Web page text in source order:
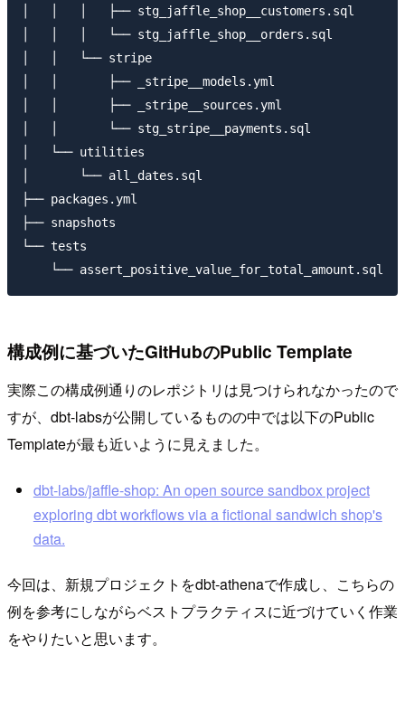
│   │   │   ├── stg_jaffle_shop__customers.sql
│   │   │   └── stg_jaffle_shop__orders.sql
│   │   └── stripe
│   │       ├── _stripe__models.yml
│   │       ├── _stripe__sources.yml
│   │       └── stg_stripe__payments.sql
│   └── utilities
│       └── all_dates.sql
├── packages.yml
├── snapshots
└── tests
構成例に基づいたGitHubのPublic Template
実際この構成例通りのレポジトリは見つけられなかったので
すが、dbt-labsが公開しているものの中では以下のPublic
Templateが最も近いように見えました。
dbt-labs/jaffle-shop: An open source sandbox project
exploring dbt workflows via a fictional sandwich shop's
data.
今回は、新規プロジェクトをdbt-athenaで作成し、こちらの
例を参考にしながらベストプラクティスに近づけていく作業
をやりたいと思います。